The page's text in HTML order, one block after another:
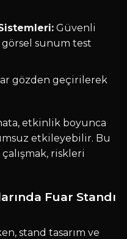
Güvenli
sunum test
gözden geçirilerek
etkinlik boyunca
etkileyebilir. Bu
riskleri
Fuar Standı
stand tasarım ve